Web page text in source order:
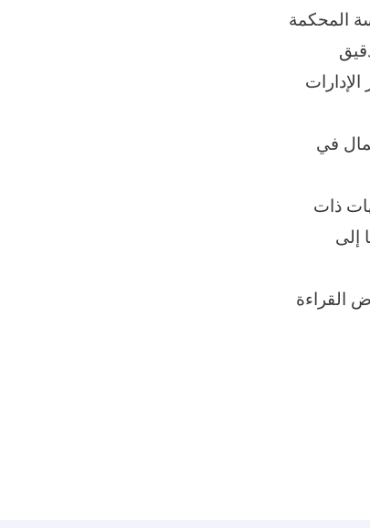
المحكمة
في
ذات
إلى
القراءة